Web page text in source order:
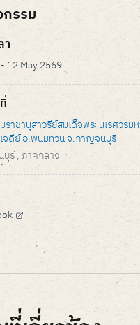
รรม
า
12 May 2569
ราชานุสาวรีย์สมเด็จพระนเรศวรม
จดีย์ อ.พนมทวน จ.กาญจนบุรี
บุรี, ภาคกลาง